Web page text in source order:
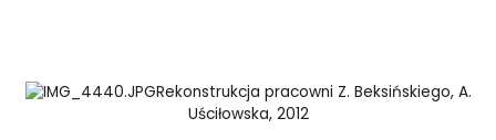
Rekonstrukcja pracowni Z. Beksińskiego, A.
Uściłowska, 2012